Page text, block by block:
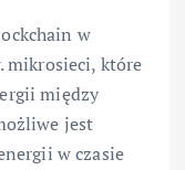
w
mikrosieci, które
między
jest
w czasie